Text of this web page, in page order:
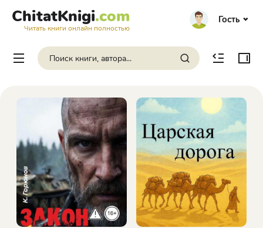
ChitatKnigi.com
Читать книги онлайн полностью
Гость